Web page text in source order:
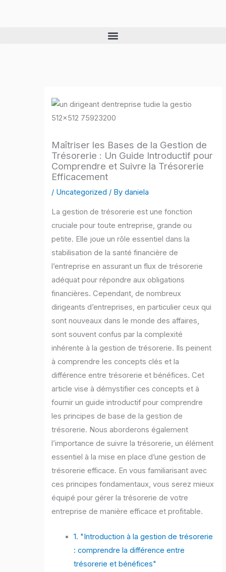
Maîtriser les Bases de la Gestion de
Trésorerie : Un Guide Introductif pour
Comprendre et Suivre la Trésorerie
Efficacement
/ Uncategorized / Bydaniela
La gestion de trésorerie est une fonction
cruciale pour toute entreprise, grande ou
petite. Elle joue un rôle essentiel dans la
stabilisation de la santé financière de
l’entreprise en assurant un flux de trésorerie
adéquat pour répondre aux obligations
financières. Cependant, de nombreux
dirigeants d’entreprises, en particulier ceux qui
sont nouveaux dans le monde des affaires,
sont souvent confus par la complexité
inhérente à la gestion de trésorerie. Ils peinent
à comprendre les concepts clés et la
différence entre trésorerie et bénéfices. Cet
article vise à démystifier ces concepts et à
fournir un guide introductif pour comprendre
les principes de base de la gestion de
trésorerie. Nous aborderons également
l’importance de suivre la trésorerie, un élément
essentiel à la mise en place d’une gestion de
trésorerie efficace. En vous familiarisant avec
ces principes fondamentaux, vous serez mieux
équipé pour gérer la trésorerie de votre
entreprise de manière efficace et profitable.
1. "Introduction à la gestion de trésorerie
: comprendre la différence entre
trésorerie et bénéfices"